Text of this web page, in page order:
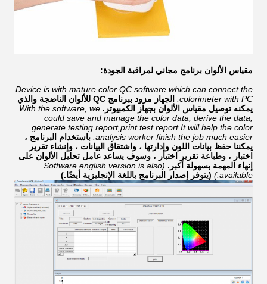
مقياس الألوان برنامج مجاني لمراقبة الجودة:
Device is with mature color QC software which can connect the
colorimeter with PC.
الجهاز مزود ببرنامج QC للألوان الناضجة والذي
يمكنه توصيل مقياس الألوان بجهاز الكمبيوتر. With the software, we
could save and manage the color data, derive the data,
generate testing report,print test report.It will help the color
analysis worker finish the job much easier. باستخدام البرنامج ،
يمكننا حفظ بيانات اللون وإدارتها ، واشتقاق البيانات ، وإنشاء تقرير
اختبار ، وطباعة تقرير اختبار ، وسوف يساعد عامل تحليل الألوان على
إنهاء المهمة بسهولة أكبر.
(Software english version is also
available.)
(يتوفر إصدار البرنامج باللغة الإنجليزية أيضًا.)